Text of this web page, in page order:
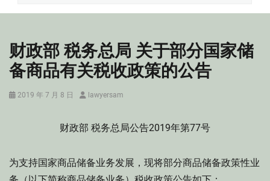
财政部 税务总局 关于部分国家储
备商品有关税收政策的公告
Posted
2019 年 7 月 8 日 Authorlawyersam
财政部 税务总局公告2019年第77号
为支持国家商品储备业务发展，现将部分商品储备政策性业